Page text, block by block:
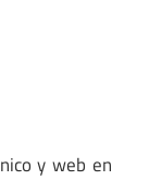
y web en